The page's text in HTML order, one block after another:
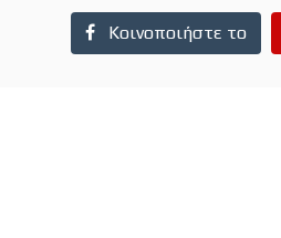
Κοινοποιήστε το